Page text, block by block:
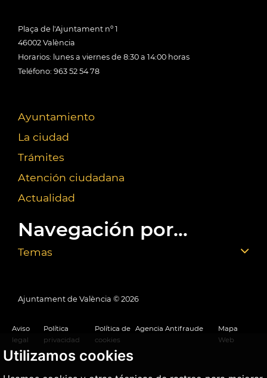
Utilizamos cookies
Plaça de l'Ajuntament nº 1
46002 València
Horarios: lunes a viernes de 8:30 a 14:00 horas
Teléfono: 963 52 54 78
Ayuntamiento
La ciudad
Trámites
Atención ciudadana
Actualidad
Navegación por...
Temas
Ajuntament de València © 2026
Aviso
legal
Política
privacidad
Política de
cookies
Agencia Antifraude
Mapa
Web